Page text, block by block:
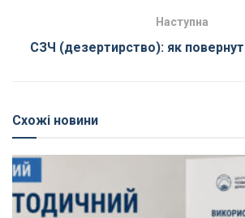
Наступна
СЗЧ (дезертирство): як
Схожі новини